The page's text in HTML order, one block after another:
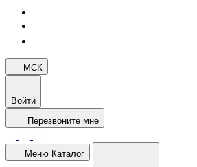
МСК
Войти
Перезвоните мне
Меню Каталог